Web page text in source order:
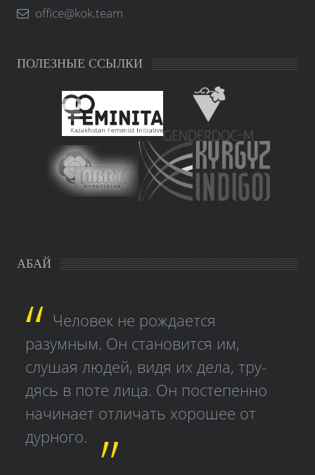
office@kok.team
ПОЛЕЗНЫЕ ССЫЛКИ
АБАЙ
Человек не рождается
разумным. Он становится им,
слушая людей, видя их дела, тру­
дясь в поте лица. Он постепенно
начинает отличать хорошее от
дурного.